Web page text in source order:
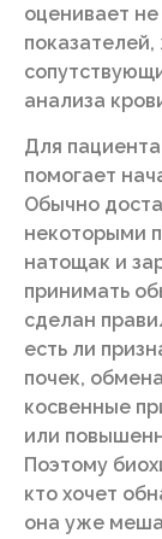
оценивает
анализа
Для
помогает
Обычно
некоторыми
натощак и
принимать
сделан
есть ли
почек,
косвенные
или
Поэтому
кто хочет
она уже